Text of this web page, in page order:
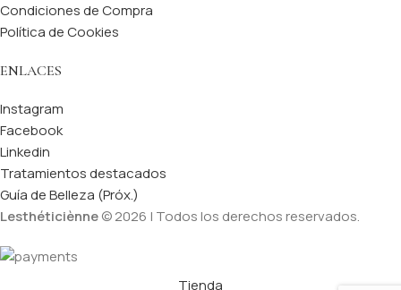
Condiciones de Compra
Política de Cookies
ENLACES
Instagram
Facebook
Linkedin
Tratamientos destacados
Guía de Belleza (Próx.)
Lesthéticiènne© 2026 | Todos los derechos reservados.
Tienda